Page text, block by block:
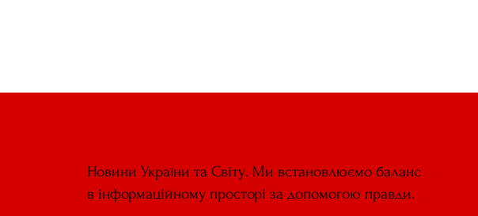
Новини України та Світу. Ми встановлюємо баланс
в інформаційному просторі за допомогою правди.